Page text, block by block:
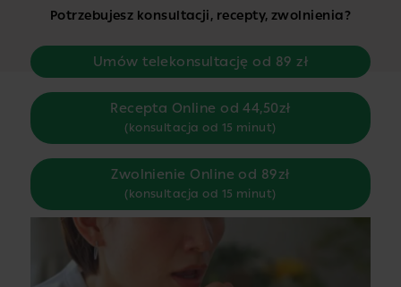
Potrzebujesz konsultacji, recepty, zwolnienia?
Umów telekonsultację od 89 zł
Recepta Online od 44,50zł
(konsultacja od 15 minut)
Zwolnienie Online od 89zł
(konsultacja od 15 minut)